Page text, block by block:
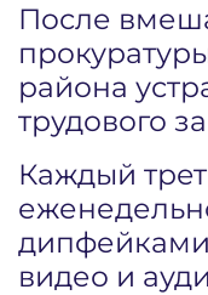
После
района
трудового
Каждый
видео и